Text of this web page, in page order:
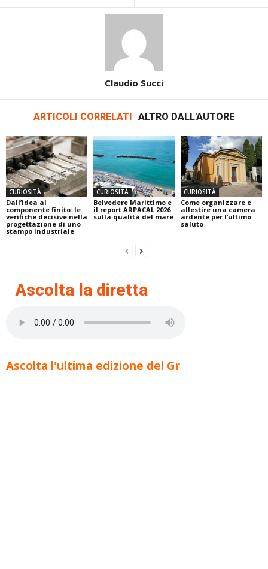
Claudio Succi
ARTICOLI CORRELATI ALTRO DALL'AUTORE
CURIOSITÀ
Dall’idea al
componente finito: le
verifiche decisive nella
progettazione di uno
stampo industriale
CURIOSITÀ
Belvedere Marittimo e
il report ARPACAL 2026
sulla qualità del mare
CURIOSITÀ
Come organizzare e
allestire una camera
ardente per l’ultimo
saluto
Ascolta la diretta
Ascolta l'ultima edizione del Gr